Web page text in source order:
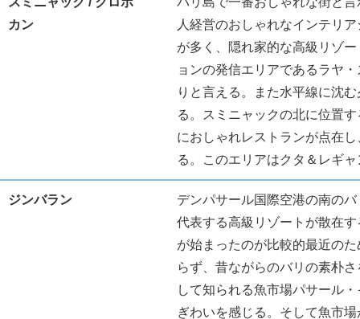
カン
人経営のおしゃれなインテリ
が多く、隠れ家的な高級リゾ
ョンの発信エリアであるラヤ
りと言える。また水平線に沈
る。スミニャックの北に位置
におしゃれレストランが点在
る。このエリアはクタ＆レギ
ジンバラン
デンパサール国際空港の南の
代表する高級リゾートが散在
が始まったのが比較的最近の
らず、昔ながらのバリの素朴
して知られる魚市場パサール
ぎわいを感じる。そして魚市